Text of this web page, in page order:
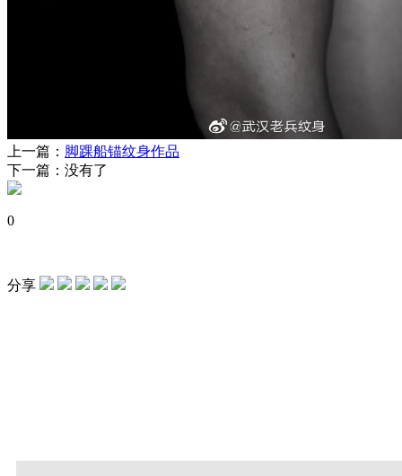
上一篇： 脚踝船锚纹身作品
下一篇：没有了
0
分享